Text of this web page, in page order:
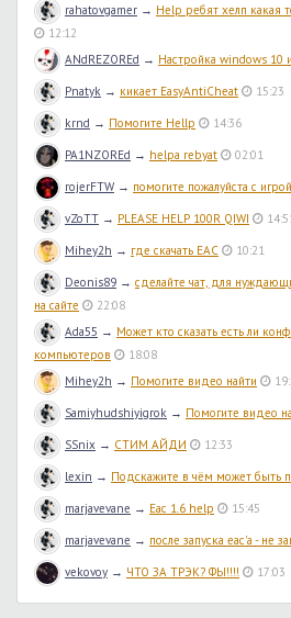
rahatovgamer → Help ребят хелп какая
12:12
ANdREZOREd → Настройка windows 10
Pnatyk → кикает EasyAntiCheat 15:23
krnd → Помогите Hellp 14:36
PA1NZOREd → helpa rebyat 02:01
rojerFTW → помогите пожалуйста с игрой
vZoTT → PLEASE HELP 100R QIWI
Mihey2h → где скачать EAC 10:21
Deonis89 → сделайте чат, для
на сайте
22:08
Ada55 → Может кто сказать есть ли
компьютеров
18:08
Mihey2h → Помогите видео найти
Samiyhudshiyigrok → Помогите видео
SSnix → СТИМ АЙДИ 12:33
lexin → Подскажите в чём может быть
marjavevane → Eac 1.6 help 15:45
marjavevane → после запуска eac'а - не
vekovoy → ЧТО ЗА ТРЭК? ФЫ!!!! 17:03